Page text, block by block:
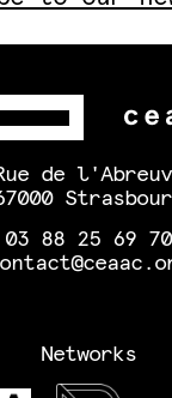
de
03 88 25 69 70
Networks